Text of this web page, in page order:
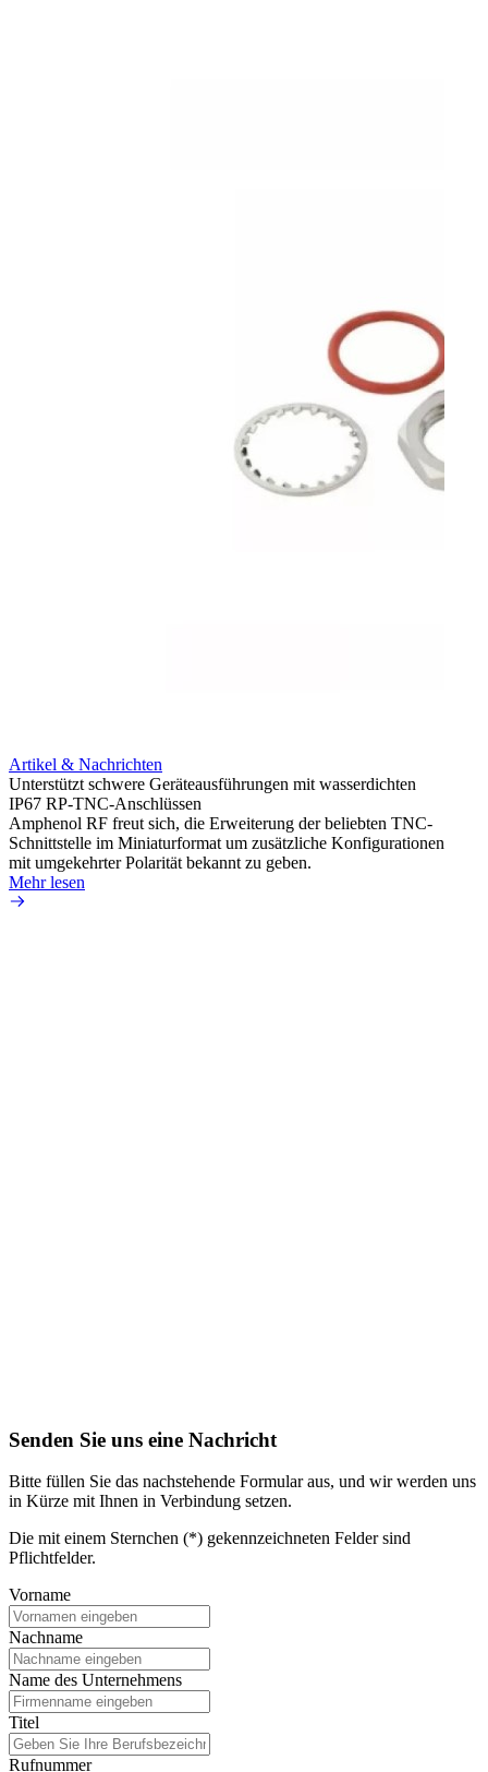
Artikel & Nachrichten
Unterstützt schwere Geräteausführungen mit wasserdichten
IP67 RP-TNC-Anschlüssen
Amphenol RF freut sich, die Erweiterung der beliebten TNC-
Schnittstelle im Miniaturformat um zusätzliche Konfigurationen
mit umgekehrter Polarität bekannt zu geben.
Mehr lesen
Senden Sie uns eine Nachricht
Bitte füllen Sie das nachstehende Formular aus, und wir werden uns
in Kürze mit Ihnen in Verbindung setzen.
Die mit einem Sternchen (*) gekennzeichneten Felder sind
Pflichtfelder.
Vorname
Nachname
Name des Unternehmens
Titel
Rufnummer